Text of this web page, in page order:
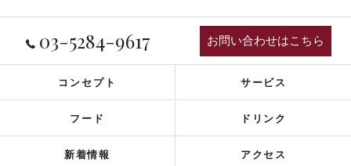
03-5284-9617 お問い合わせはこちら
コンセプト サービス
フード ドリンク
新着情報 アクセス